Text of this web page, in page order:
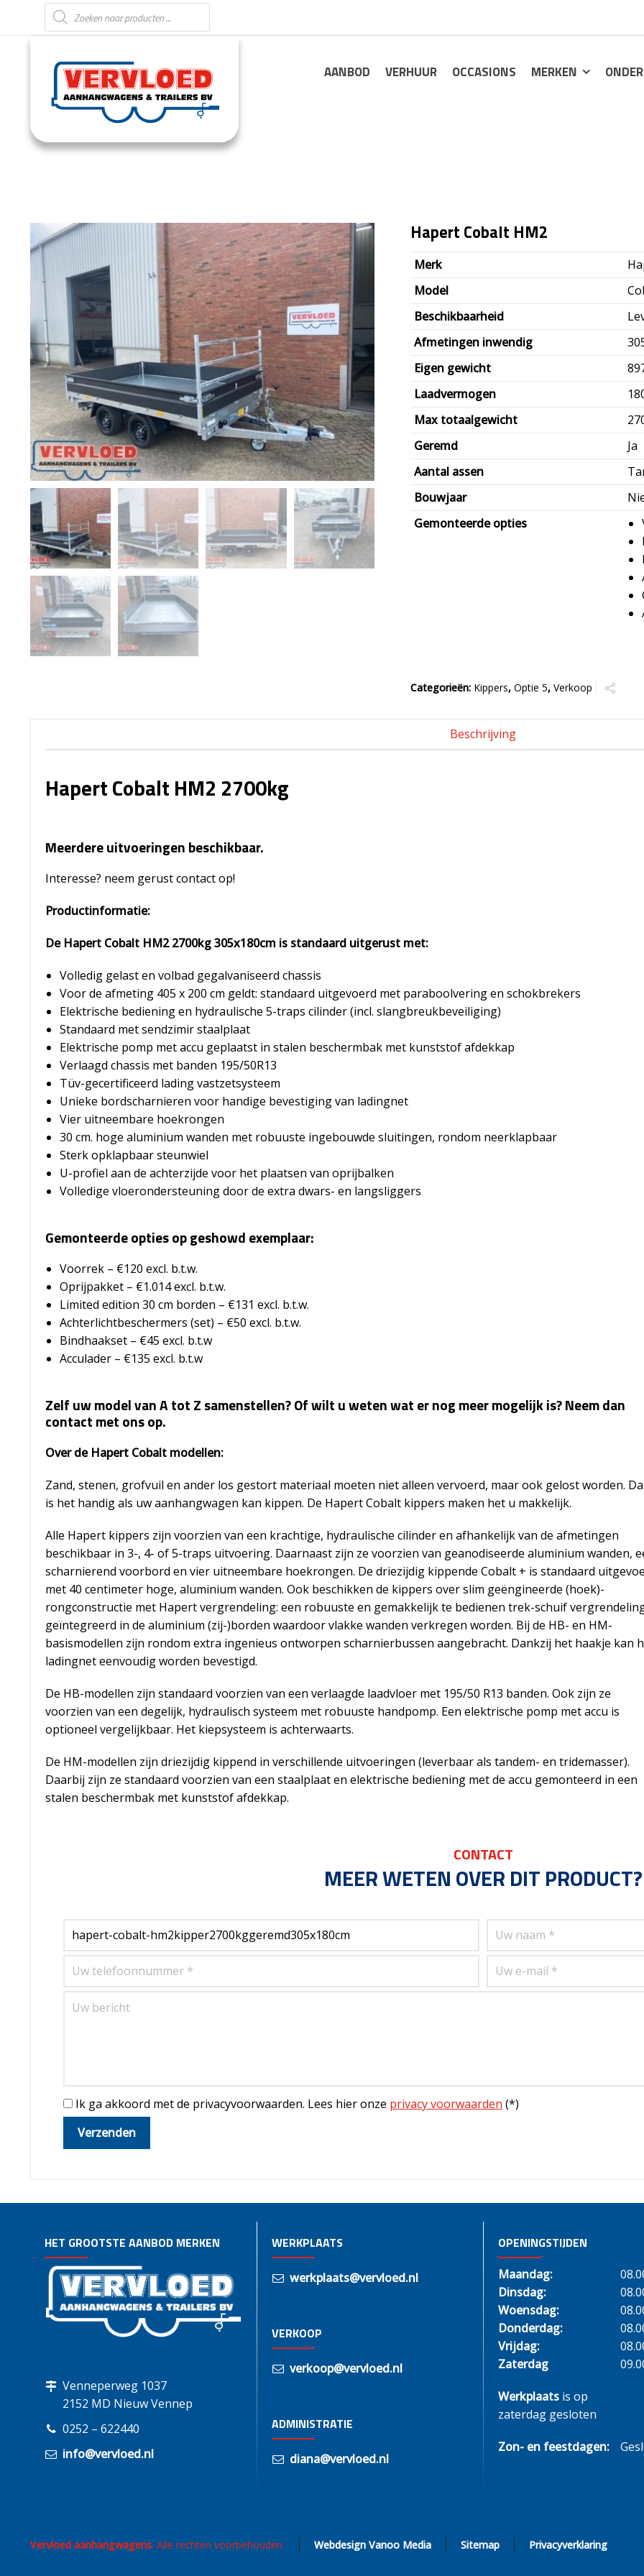
Producten zoeken
AANBOD VERHUUR OCCASIONS MERKEN
Hapert Cobalt HM2
Merk
Model
Beschikbaarheid
Afmetingen inwendig
Eigen gewicht
Laadvermogen
Max totaalgewicht
Geremd
Ja
Aantal assen
Bouwjaar
Gemonteerde opties
Categorieën: Kippers,Optie 5,Verkoop
Beschrijving
Hapert Cobalt HM2 2700kg
Meerdere uitvoeringen beschikbaar.
Interesse? neem gerust contact op!
Productinformatie:
De Hapert Cobalt HM2 2700kg 305x180cm is standaard uitgerust met:
Volledig gelast en volbad gegalvaniseerd chassis
Voor de afmeting 405 x 200 cm geldt: standaard uitgevoerd met paraboolvering en schokbrekers
Elektrische bediening en hydraulische 5-traps cilinder (incl. slangbreukbeveiliging)
Standaard met sendzimir staalplaat
Elektrische pomp met accu geplaatst in stalen beschermbak met kunststof afdekkap
Verlaagd chassis met banden 195/50R13
Tüv-gecertificeerd lading vastzetsysteem
Unieke bordscharnieren voor handige bevestiging van ladingnet
Vier uitneembare hoekrongen
30 cm. hoge aluminium wanden met robuuste ingebouwde sluitingen, rondom neerklapbaar
Sterk opklapbaar steunwiel
U-profiel aan de achterzijde voor het plaatsen van oprijbalken
Volledige vloerondersteuning door de extra dwars- en langsliggers
Gemonteerde opties op geshowd exemplaar:
Voorrek – €120 excl. b.t.w.
Oprijpakket – €1.014 excl. b.t.w.
Limited edition 30 cm borden – €131 excl. b.t.w.
Achterlichtbeschermers (set) – €50 excl. b.t.w.
Bindhaakset – €45 excl. b.t.w
Acculader – €135 excl. b.t.w
Zelf uw model van A tot Z samenstellen? Of wilt u weten wat er nog meer mogelijk is? Neem dan
contact met ons op.
Over de Hapert Cobalt modellen:
Zand, stenen, grofvuil en ander los gestort materiaal moeten niet alleen vervoerd, maar ook gelost worden.
is het handig als uw aanhangwagen kan kippen. De Hapert Cobalt kippers maken het u makkelijk.
Alle Hapert kippers zijn voorzien van een krachtige, hydraulische cilinder en afhankelijk van de afmetingen
beschikbaar in 3-, 4- of 5-traps uitvoering. Daarnaast zijn ze voorzien van geanodiseerde aluminium wanden,
scharnierend voorbord en vier uitneembare hoekrongen. De driezijdig kippende Cobalt + is standaard
met 40 centimeter hoge, aluminium wanden. Ook beschikken de kippers over slim geëngineerde (hoek)-
rongconstructie met Hapert vergrendeling: een robuuste en gemakkelijk te bedienen trek-schuif
geïntegreerd in de aluminium (zij-)borden waardoor vlakke wanden verkregen worden. Bij de HB- en HM-
basismodellen zijn rondom extra ingenieus ontworpen scharnierbussen aangebracht. Dankzij het haakje kan
ladingnet eenvoudig worden bevestigd.
De HB-modellen zijn standaard voorzien van een verlaagde laadvloer met 195/50 R13 banden. Ook zijn ze
voorzien van een degelijk, hydraulisch systeem met robuuste handpomp. Een elektrische pomp met accu is
optioneel vergelijkbaar. Het kiepsysteem is achterwaarts.
De HM-modellen zijn driezijdig kippend in verschillende uitvoeringen (leverbaar als tandem- en tridemasser).
Daarbij zijn ze standaard voorzien van een staalplaat en elektrische bediening met de accu gemonteerd in een
stalen beschermbak met kunststof afdekkap.
CONTACT
MEER WETEN OVER DIT PRODUCT?
Ik ga akkoord met de privacyvoorwaarden. Lees hier onze privacy voorwaarden (*)
HET GROOTSTE AANBOD MERKEN
Venneperweg 1037
2152 MD Nieuw Vennep
0252 – 622440
info@vervloed.nl
WERKPLAATS
werkplaats@vervloed.nl
VERKOOP
verkoop@vervloed.nl
ADMINISTRATIE
diana@vervloed.nl
OPENINGSTIJDEN
Maandag:
Dinsdag:
Woensdag:
Donderdag:
Vrijdag:
Zaterdag
Werkplaats is op
zaterdag gesloten
Zon- en feestdagen:
Vervloed aanhangwagens. Alle rechten voorbehouden. Webdesign Vanoo Media Sitemap Privacyverklaring